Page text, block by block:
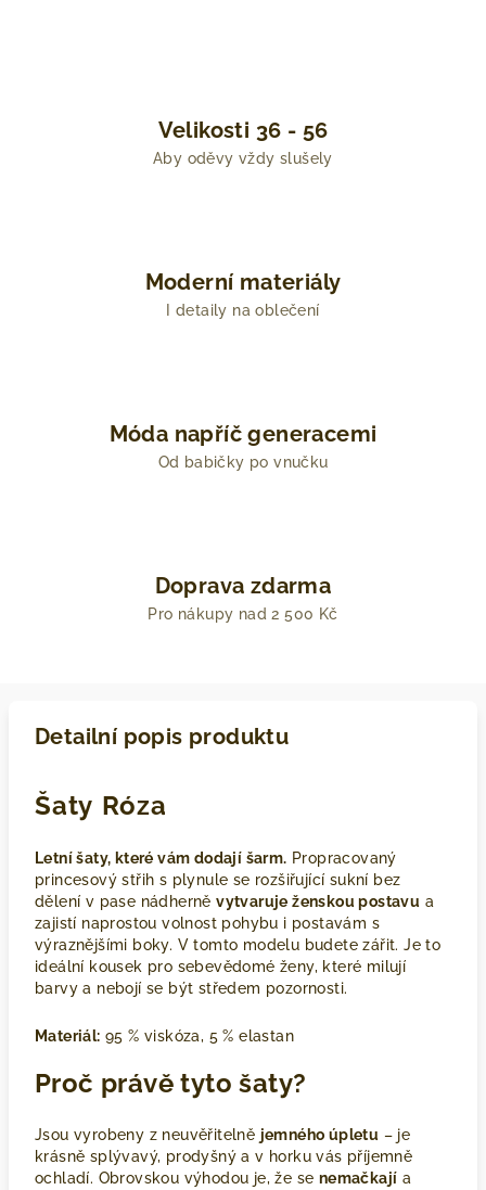
Velikosti 36 - 56
Aby oděvy vždy slušely
Moderní materiály
I detaily na oblečení
Móda napříč generacemi
Od babičky po vnučku
Doprava zdarma
Pro nákupy nad 2 500 Kč
Detailní popis produktu
Šaty ⁠⁠Róza
Letní šaty, které vám dodají šarm. Propracovaný
princesový střih s plynule se rozšiřující sukní bez
dělení v pase nádherněvytvaruje ženskou postavu a
zajistí naprostou volnost pohybu i postavám s
výraznějšími boky. V tomto modelu budete zářit. Je to
ideální kousek pro sebevědomé ženy, které milují
barvy a nebojí se být středem pozornosti.
Materiál: 95 % viskóza, 5 % elastan
Proč právě tyto šaty?
Jsou vyrobeny z neuvěřitelně jemného úpletu – je
krásně splývavý, prodyšný a v horku vás příjemně
ochladí. Obrovskou výhodou je, že se nemačkají a